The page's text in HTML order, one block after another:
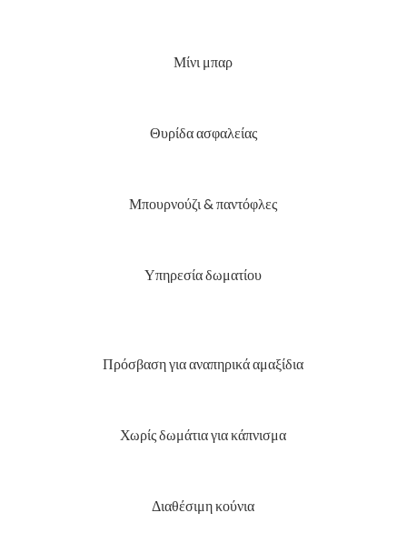
Μίνι μπαρ
Θυρίδα ασφαλείας
Μπουρνούζι & παντόφλες
Υπηρεσία δωματίου
Πρόσβαση για αναπηρικά αμαξίδια
Χωρίς δωμάτια για κάπνισμα
Διαθέσιμη κούνια